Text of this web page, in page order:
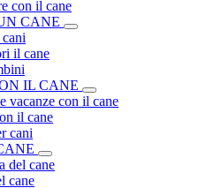
con il cane
CANE
il cane
IL CANE
vacanze con il cane
il cane
cani
del cane
cane